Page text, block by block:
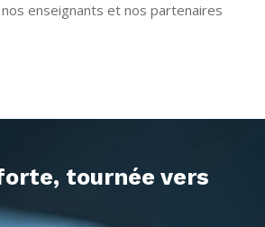
enseignants et nos partenaires
tournée vers